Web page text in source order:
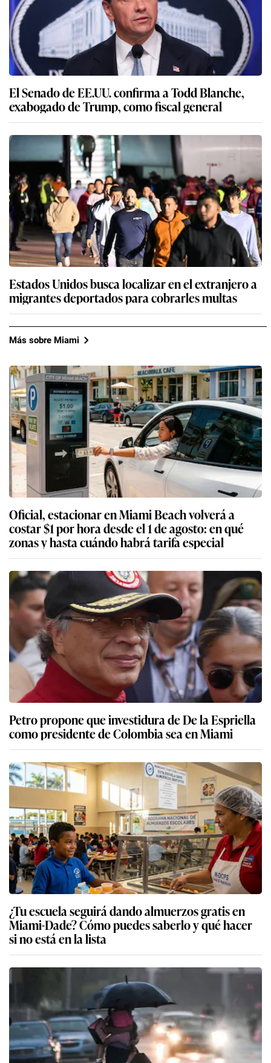
El Senado de EE.UU. confirma a Todd Blanche,
exabogado de Trump, como fiscal general
Estados Unidos busca localizar en el extranjero a
migrantes deportados para cobrarles multas
Más sobre Miami
Oficial, estacionar en Miami Beach volverá a
costar $1 por hora desde el 1 de agosto: en qué
zonas y hasta cuándo habrá tarifa especial
Petro propone que investidura de De la Espriella
como presidente de Colombia sea en Miami
¿Tu escuela seguirá dando almuerzos gratis en
Miami-Dade? Cómo puedes saberlo y qué hacer
si no está en la lista